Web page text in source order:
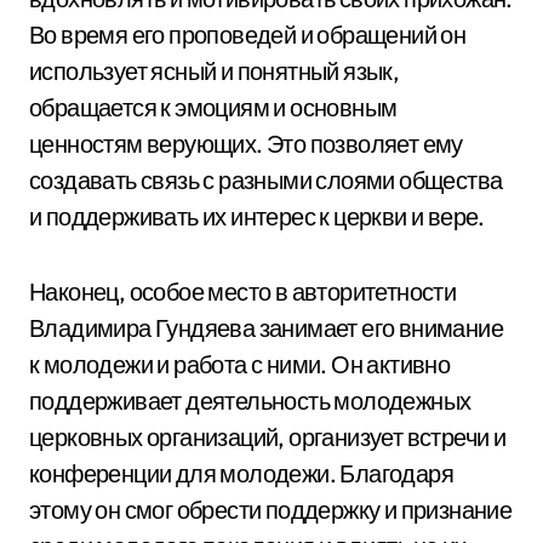
Во время его проповедей и обращений он
использует ясный и понятный язык,
обращается к эмоциям и основным
ценностям верующих. Это позволяет ему
создавать связь с разными слоями общества
и поддерживать их интерес к церкви и вере.
Наконец, особое место в авторитетности
Владимира Гундяева занимает его внимание
к молодежи и работа с ними. Он активно
поддерживает деятельность молодежных
церковных организаций, организует встречи и
конференции для молодежи. Благодаря
этому он смог обрести поддержку и признание